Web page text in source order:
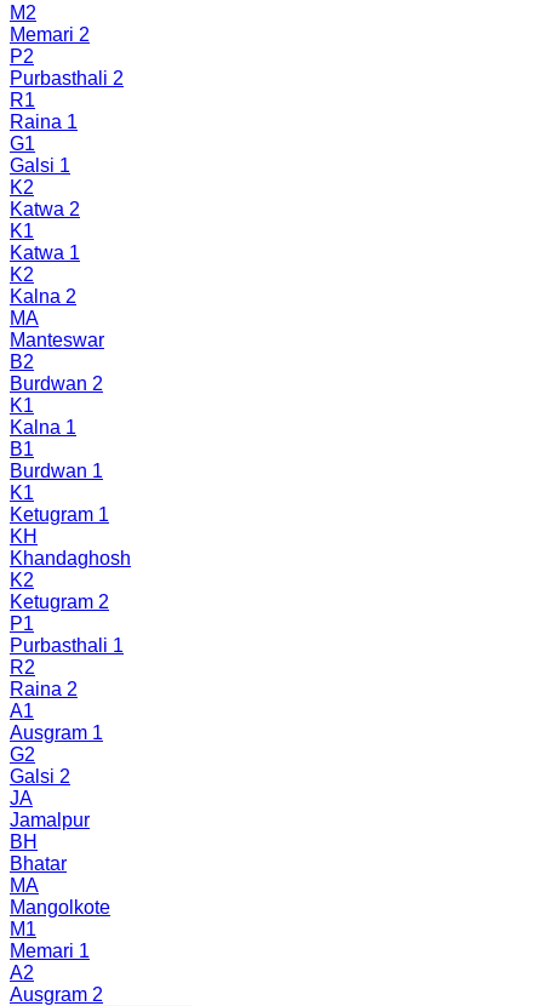
M2
Memari 2
P2
Purbasthali 2
R1
Raina 1
G1
Galsi 1
K2
Katwa 2
K1
Katwa 1
K2
Kalna 2
MA
Manteswar
B2
Burdwan 2
K1
Kalna 1
B1
Burdwan 1
K1
Ketugram 1
KH
Khandaghosh
K2
Ketugram 2
P1
Purbasthali 1
R2
Raina 2
A1
Ausgram 1
G2
Galsi 2
JA
Jamalpur
BH
Bhatar
MA
Mangolkote
M1
Memari 1
A2
Ausgram 2